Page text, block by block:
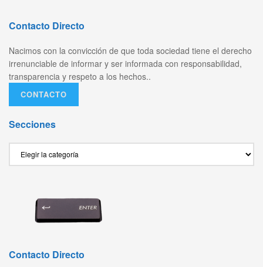
Contacto Directo
Nacimos con la convicción de que toda sociedad tiene el derecho
irrenunciable de informar y ser informada con responsabilidad,
transparencia y respeto a los hechos..
CONTACTO
Secciones
Contacto Directo